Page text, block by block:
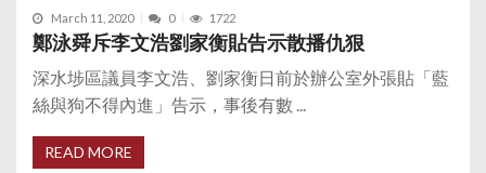
March 11, 2020 0 1722
鄭泳舜斥李文浩劉家衡貼告示散播仇狠
深水埗區議員李文浩、劉家衡日前於辦公室外張貼「藍
絲與狗不得內進」告示，事後有數 ...
READ MORE